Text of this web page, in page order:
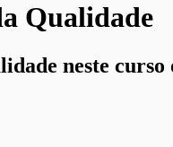
Qualidade
neste curso